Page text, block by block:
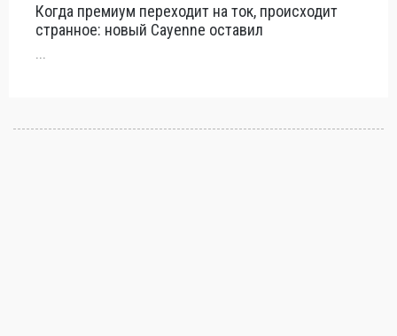
Когда премиум переходит на ток, происходит
странное: новый Cayenne оставил